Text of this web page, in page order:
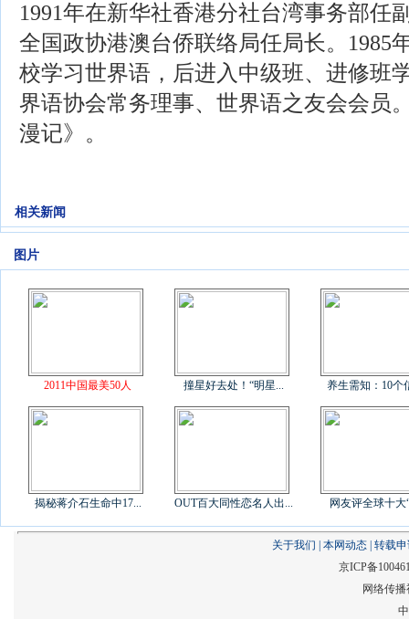
1991年在新华社香港分社台湾事务部任
全国政协港澳台侨联络局任局长。1985
校学习世界语，后进入中级班、进修班
界语协会常务理事、世界语之友会会员
漫记》。
相关新闻
图片
2011中国最美50人 撞星好去处！“明星... 养生需知：10个
揭秘蒋介石生命中17... OUT百大同性恋名人出... 网友评全球十大
关于我们 本网动态 转载
京ICP备
网络传